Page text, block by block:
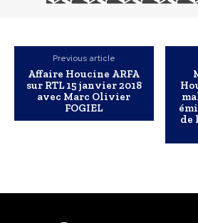
Previous article
Affaire Houcine ARFA
sur RTL 15 janvier 2018
avec Marc Olivier
FOGIEL
de